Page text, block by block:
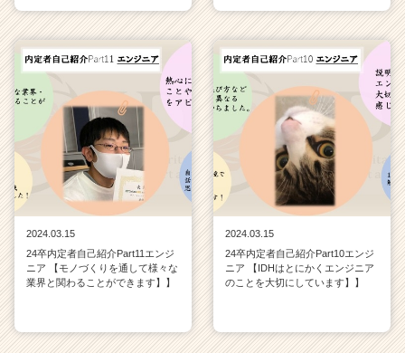
2024.03.15
24卒内定者自己紹介Part11エンジ
ニア 【モノづくりを通して様々な
業界と関わることができます】】
2024.03.15
24卒内定者自己紹介Part10エンジ
ニア 【IDHはとにかくエンジニア
のことを大切にしています】】